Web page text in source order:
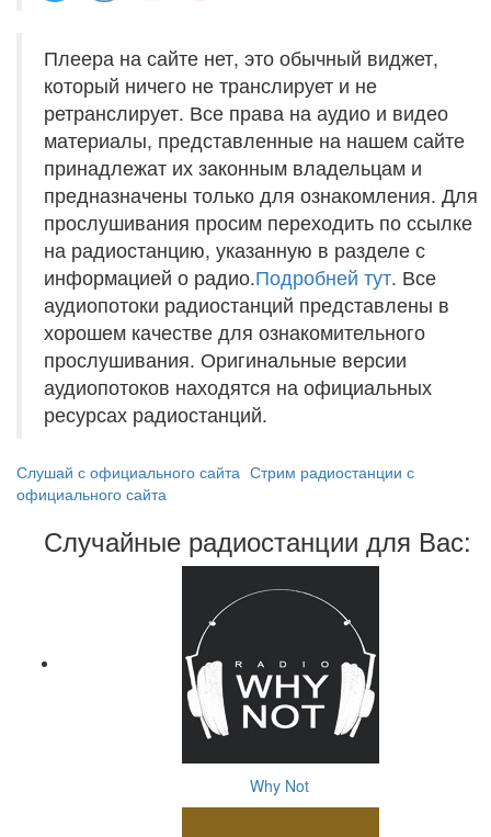
Плеера на сайте нет, это обычный виджет,
который ничего не транслирует и не
ретранслирует. Все права на аудио и видео
материалы, представленные на нашем сайте
принадлежат их законным владельцам и
предназначены только для ознакомления. Для
прослушивания просим переходить по ссылке
на радиостанцию, указанную в разделе с
информацией о радио.Подробней тут. Все
аудиопотоки радиостанций представлены в
хорошем качестве для ознакомительного
прослушивания. Оригинальные версии
аудиопотоков находятся на официальных
ресурсах радиостанций.
Слушай с официального сайта Стрим радиостанции с
официального сайта
Случайные радиостанции для Вас:
Why Not